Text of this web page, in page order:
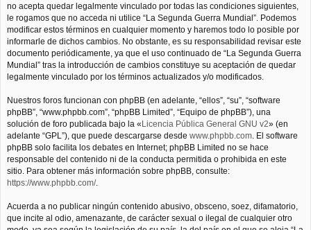
no acepta quedar legalmente vinculado por todas las condiciones siguientes,
le rogamos que no acceda ni utilice “La Segunda Guerra Mundial”. Podemos
modificar estos términos en cualquier momento y haremos todo lo posible por
informarle de dichos cambios. No obstante, es su responsabilidad revisar este
documento periódicamente, ya que el uso continuado de “La Segunda Guerra
Mundial” tras la introducción de cambios constituye su aceptación de quedar
legalmente vinculado por los términos actualizados y/o modificados.
Nuestros foros funcionan con phpBB (en adelante, “ellos”, “su”, “software
phpBB”, “www.phpbb.com”, “phpBB Limited”, “Equipo de phpBB”), una
solución de foro publicada bajo la «Licencia Pública General GNU v2» (en
adelante “GPL”), que puede descargarse desde www.phpbb.com. El software
phpBB solo facilita los debates en Internet; phpBB Limited no se hace
responsable del contenido ni de la conducta permitida o prohibida en este
sitio. Para obtener más información sobre phpBB, consulte:
https://www.phpbb.com/.
Acuerda a no publicar ningún contenido abusivo, obsceno, soez, difamatorio,
que incite al odio, amenazante, de carácter sexual o ilegal de cualquier otro